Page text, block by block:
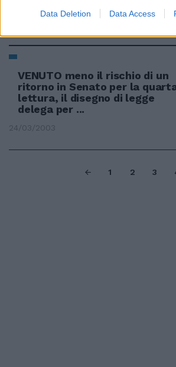
Data Deletion Data Access
VENUTO meno il rischio di un
ritorno in Senato per la
lettura, il disegno di legge
delega per ...
24/03/2003
1 2 3